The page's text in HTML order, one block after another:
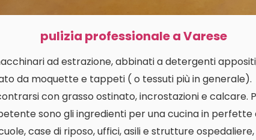
pulizia professionale a Varese
ad estrazione, abbinati a detergenti
da moquette e tappeti ( o tessuti più in generale).
con grasso ostinato, incrostazioni e
sono gli ingredienti per una cucina in perfette
case di riposo, uffici, asili e strutture